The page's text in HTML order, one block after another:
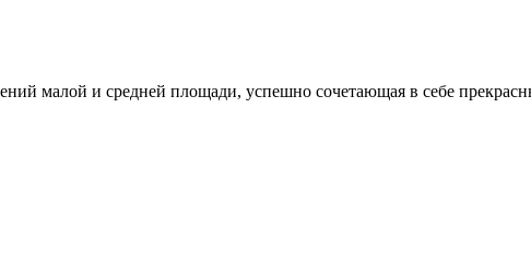
малой и средней площади, успешно сочетающая в себе